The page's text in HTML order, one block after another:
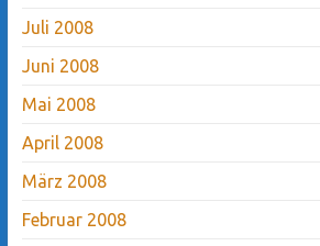
Juli 2008
Juni 2008
Mai 2008
April 2008
März 2008
Februar 2008